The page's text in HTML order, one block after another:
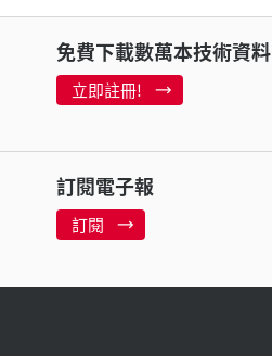
免費下載數萬本技術資料
立即註冊!
訂閱電子報
訂閱